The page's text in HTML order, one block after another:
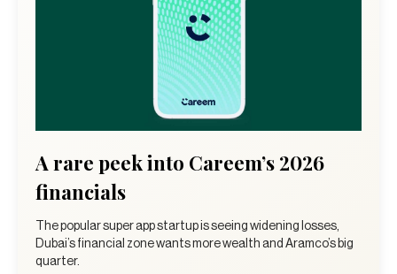
A rare peek into Careem’s 2026
financials
The popular super app startup is seeing widening losses,
Dubai’s financial zone wants more wealth and Aramco’s big
quarter.